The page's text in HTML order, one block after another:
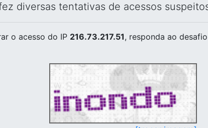
diversas tentativas de acessos
o acesso do IP 216.73.217.51, responda ao